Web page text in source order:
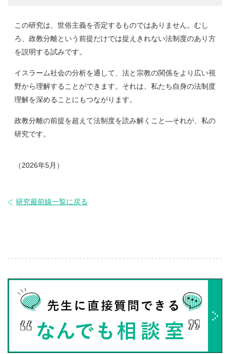
この研究は、世俗主義を否定するものではありません。むし
ろ、政教分離という前提だけでは捉えきれない法制度のあり方
を説明する試みです。
イスラーム社会の分析を通して、法と宗教の関係をより広い視
野から理解することができます。それは、私たち自身の法制度
理解を深めることにもつながります。
政教分離の前提を超えて法制度を読み解くこと—それが、私の
研究です。
（2026年5月）
研究最前線一覧に戻る